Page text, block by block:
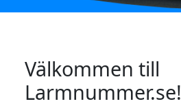
Välkommen till
Larmnummer.se!